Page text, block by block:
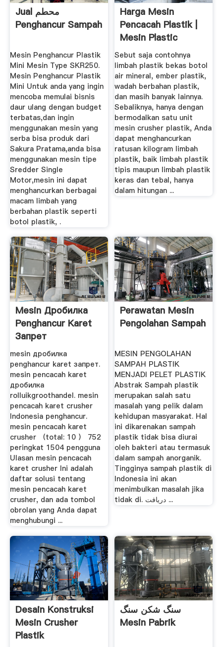
Jual محطم
Penghancur Sampah
Mesin Penghancur Plastik
Mini Mesin Type SKR250.
Mesin Penghancur Plastik
Mini Untuk anda yang ingin
mencoba memulai bisnis
daur ulang dengan budget
terbatas,dan ingin
menggunakan mesin yang
serba bisa produk dari
Sakura Pratama,anda bisa
menggunakan mesin tipe
Sredder Single
Motor,mesin ini dapat
menghancurkan berbagai
macam limbah yang
berbahan plastik seperti
botol plastik, .
Harga Mesin
Pencacah Plastik |
Mesin Plastic
Crusher
Sebut saja contohnya
limbah plastik bekas botol
air mineral, ember plastik,
wadah berbahan plastik,
dan masih banyak lainnya.
Sebaliknya, hanya dengan
bermodalkan satu unit
mesin crusher plastik, Anda
dapat menghancurkan
ratusan kilogram limbah
plastik, baik limbah plastik
tipis maupun limbah plastik
keras dan tebal, hanya
dalam hitungan ...
Mesin Дробилка
Penghancur Karet
Запрет
mesin дробилка
penghancur karet запрет.
mesin pencacah karet
дробилка
rolluikgroothandel. mesin
pencacah karet crusher
Indonesia penghancur.
mesin pencacah karet
crusher （total: 10 ） 752
peringkat 1504 pengguna
Ulasan mesin pencacah
karet crusher Ini adalah
daftar solusi tentang
mesin pencacah karet
crusher, dan ada tombol
obrolan yang Anda dapat
menghubungi ...
Perawatan Mesin
Pengolahan Sampah
MESIN PENGOLAHAN
SAMPAH PLASTIK
MENJADI PELET PLASTIK
Abstrak Sampah plastik
merupakan salah satu
masalah yang pelik dalam
kehidupan masyarakat. Hal
ini dikarenakan sampah
plastik tidak bisa diurai
oleh bakteri atau termasuk
dalam sampah anorganik.
Tingginya sampah plastik di
Indonesia ini akan
menimbulkan masalah jika
tidak di. دریافت ...
Desain Konstruksi
Mesin Crusher
Plastik
سنگ شکن سنگ
Mesin Pabrik